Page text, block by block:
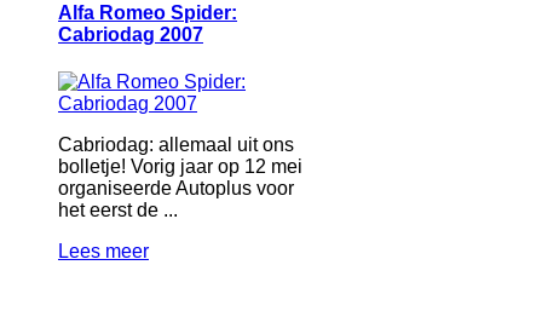
Alfa Romeo Spider:
Cabriodag 2007
Cabriodag: allemaal uit ons
bolletje! Vorig jaar op 12 mei
organiseerde Autoplus voor
het eerst de ...
Lees meer